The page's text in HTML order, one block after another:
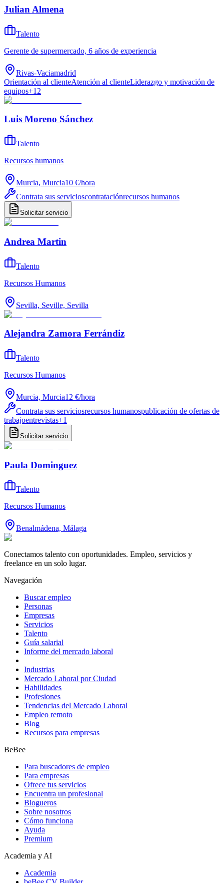
Julian Almena
Talento
Gerente de supermercado, 6 años de experiencia
Rivas-Vaciamadrid
Orientación al clienteAtención al clienteLiderazgo y motivación de
equipos+12
Luis Moreno Sánchez
Talento
Recursos humanos
Murcia, Murcia10 €/hora
Contrata sus servicioscontrataciónrecursos humanos
Solicitar servicio
Andrea Martin
Talento
Recursos Humanos
Sevilla, Seville, Sevilla
Alejandra Zamora Ferrándiz
Talento
Recursos Humanos
Murcia, Murcia12 €/hora
Contrata sus serviciosrecursos humanospublicación de ofertas de
trabajoentrevistas+1
Solicitar servicio
Paula Dominguez
Talento
Recursos Humanos
Benalmádena, Málaga
Conectamos talento con oportunidades. Empleo, servicios y
freelance en un solo lugar.
Navegación
Buscar empleo
Personas
Empresas
Servicios
Talento
Guía salarial
Informe del mercado laboral
Industrias
Mercado Laboral por Ciudad
Habilidades
Profesiones
Tendencias del Mercado Laboral
Empleo remoto
Blog
Recursos para empresas
BeBee
Para buscadores de empleo
Para empresas
Ofrece tus servicios
Encuentra un profesional
Blogueros
Sobre nosotros
Cómo funciona
Ayuda
Premium
Academia y AI
Academia